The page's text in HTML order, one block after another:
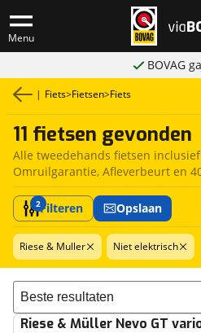
Menu
BOVAG
| Fiets>Fietsen>Fiets
11 fietsen gevonden
Alle tweedehands fietsen inclusief
Omruilgarantie, Afleverbeurt en
2Filteren Opslaan
Riese & Muller Niet elektrisch
Sorteer resultaten
Riese & Müller Nevo GT